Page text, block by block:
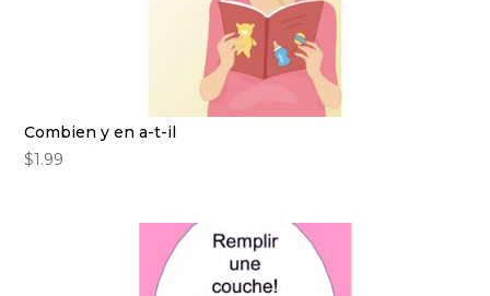
Combien y en a-t-il
$1.99